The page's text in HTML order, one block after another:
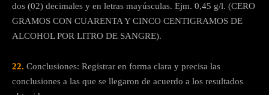
dos (02) decimales y en letras mayúsculas. Ejm. 0,45 g/l. (CERO
GRAMOS CON CUARENTA Y CINCO CENTIGRAMOS DE
ALCOHOL POR LITRO DE SANGRE).
22. Conclusiones: Registrar en forma clara y precisa las
conclusiones a las que se llegaron de acuerdo a los resultados